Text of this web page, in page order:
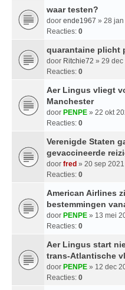
waar testen?
door ende1967 » 28
Reacties: 0
quarantaine plicht
door Ritchie72 » 29 dec
Reacties: 0
Aer Lingus vliegt
Manchester
door PENPE » 22 okt
Reacties: 0
Verenigde Staten
gevaccineerde
door fred » 20 sep
Reacties: 0
American Airlines
bestemmingen
door PENPE » 13 mei
Reacties: 0
Aer Lingus start
trans-Atlantische
door PENPE » 12 dec
Reacties: 0